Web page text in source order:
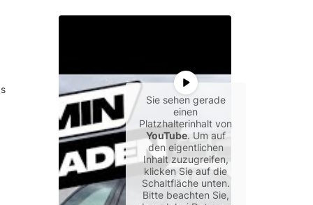
Sie sehen gerade
einen
Platzhalterinhalt von
YouTube. Um auf
den eigentlichen
Inhalt zuzugreifen,
klicken Sie auf die
Schaltfläche unten.
Bitte beachten Sie,